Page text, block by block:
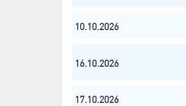
10.10.2026
16.10.2026
17.10.2026